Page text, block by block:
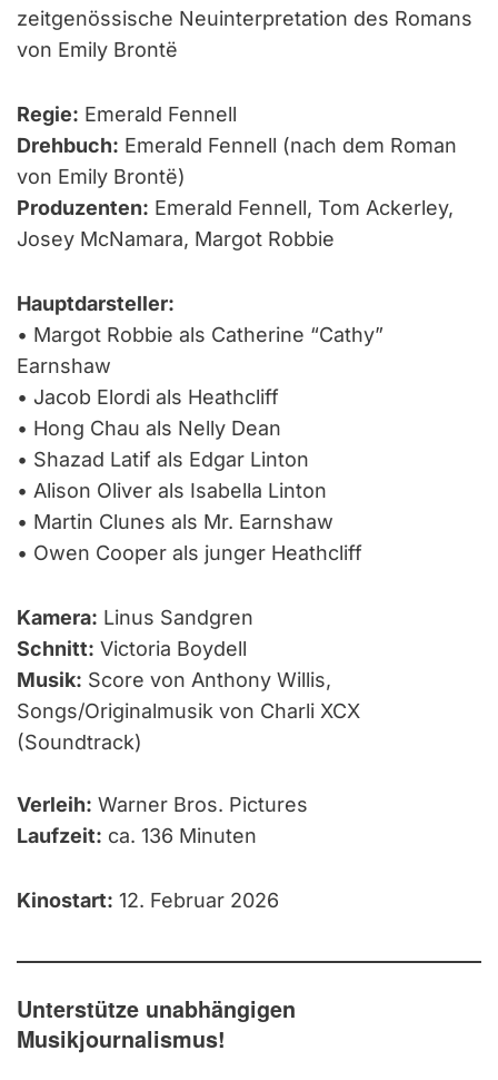
zeitgenössische Neuinterpretation des Romans
von Emily Brontë
Regie: Emerald Fennell
Drehbuch: Emerald Fennell (nach dem Roman
von Emily Brontë)
Produzenten: Emerald Fennell, Tom Ackerley,
Josey McNamara, Margot Robbie
Hauptdarsteller:
• Margot Robbie als Catherine “Cathy”
Earnshaw
• Jacob Elordi als Heathcliff
• Hong Chau als Nelly Dean
• Shazad Latif als Edgar Linton
• Alison Oliver als Isabella Linton
• Martin Clunes als Mr. Earnshaw
• Owen Cooper als junger Heathcliff
Kamera: Linus Sandgren
Schnitt: Victoria Boydell
Musik: Score von Anthony Willis,
Songs/Originalmusik von Charli XCX
(Soundtrack)
Verleih: Warner Bros. Pictures
Laufzeit: ca. 136 Minuten
Kinostart: 12. Februar 2026
Unterstütze unabhängigen
Musikjournalismus!